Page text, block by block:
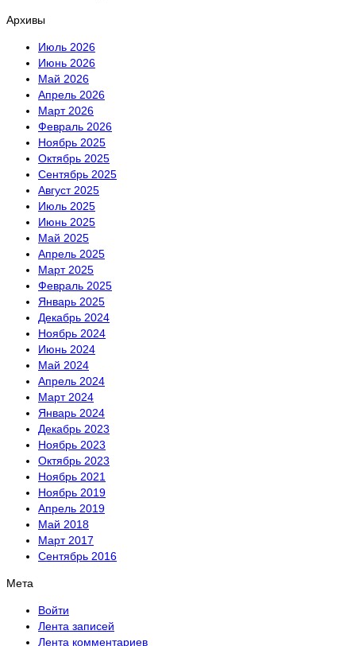
Архивы
Июль 2026
Июнь 2026
Май 2026
Апрель 2026
Март 2026
Февраль 2026
Ноябрь 2025
Октябрь 2025
Сентябрь 2025
Август 2025
Июль 2025
Июнь 2025
Май 2025
Апрель 2025
Март 2025
Февраль 2025
Январь 2025
Декабрь 2024
Ноябрь 2024
Июнь 2024
Май 2024
Апрель 2024
Март 2024
Январь 2024
Декабрь 2023
Ноябрь 2023
Октябрь 2023
Ноябрь 2021
Ноябрь 2019
Апрель 2019
Май 2018
Март 2017
Сентябрь 2016
Мета
Войти
Лента записей
Лента комментариев